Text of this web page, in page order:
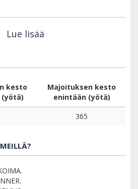
Lue lisää
kesto
Majoituksen kesto
enintään (yötä)
365